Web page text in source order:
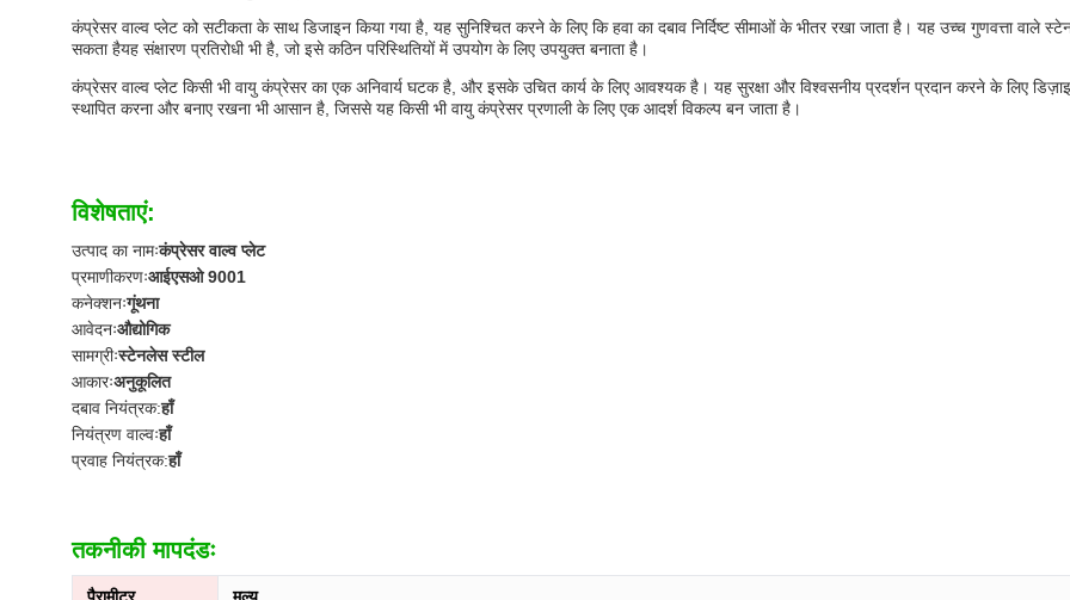
कंप्रेसर वाल्व प्लेट को सटीकता के साथ डिजाइन किया गया है, यह सुनिश्चित करने के लिए कि हवा का दबाव निर्दिष्ट सीमाओं के भीतर रखा जाता है। यह उच्च गुणवत्ता
सकता हैयह संक्षारण प्रतिरोधी भी है, जो इसे कठिन परिस्थितियों में उपयोग के लिए उपयुक्त बनाता है।
कंप्रेसर वाल्व प्लेट किसी भी वायु कंप्रेसर का एक अनिवार्य घटक है, और इसके उचित कार्य के लिए आवश्यक है। यह सुरक्षा और विश्वसनीय प्रदर्शन प्रदान करने के लिए
स्थापित करना और बनाए रखना भी आसान है, जिससे यह किसी भी वायु कंप्रेसर प्रणाली के लिए एक आदर्श विकल्प बन जाता है।
विशेषताएं:
उत्पाद का नामःकंप्रेसर वाल्व प्लेट
प्रमाणीकरणःआईएसओ 9001
कनेक्शनःगूंथना
आवेदनःऔद्योगिक
सामग्रीःस्टेनलेस स्टील
आकारःअनुकूलित
दबाव नियंत्रक:हाँ
नियंत्रण वाल्वःहाँ
प्रवाह नियंत्रक:हाँ
तकनीकी मापदंडः